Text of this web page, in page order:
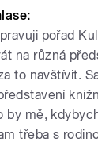
pořad
na různá
to navštívit.
by mě,
třeba s